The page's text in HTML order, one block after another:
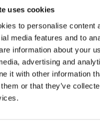
uses cookies
to personalise content
media features and to
information about your
advertising and
it with other information
or that they’ve